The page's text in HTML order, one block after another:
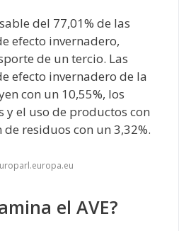
del 77,01% de las
efecto invernadero,
de un tercio. Las
efecto invernadero de la
con un 10,55%, los
y el uso de productos con
residuos con un 3,32%.
el AVE?